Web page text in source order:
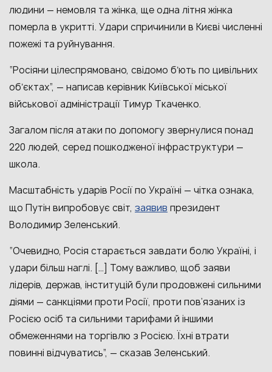
людини — немовля та жінка, ще одна літня жінка
померла в укритті. Удари спричинили в Києві численні
пожежі та руйнування.
“Росіяни цілеспрямовано, свідомо бʼють по цивільних
обʼєктах”, — написав керівник Київської міської
військової адміністрації Тимур Ткаченко.
Загалом після атаки по допомогу звернулися понад
220 людей, серед пошкодженої інфраструктури —
школа.
Масштабність ударів Росії по Україні — чітка ознака,
що Путін випробовує світ, заявив президент
Володимир Зеленський.
“Очевидно, Росія старається завдати болю Україні, і
удари більш наглі. […] Тому важливо, щоб заяви
лідерів, держав, інституцій були продовжені сильними
діями — санкціями проти Росії, проти пов’язаних із
Росією осіб та сильними тарифами й іншими
обмеженнями на торгівлю з Росією. Їхні втрати
повинні відчуватись”, — сказав Зеленський.